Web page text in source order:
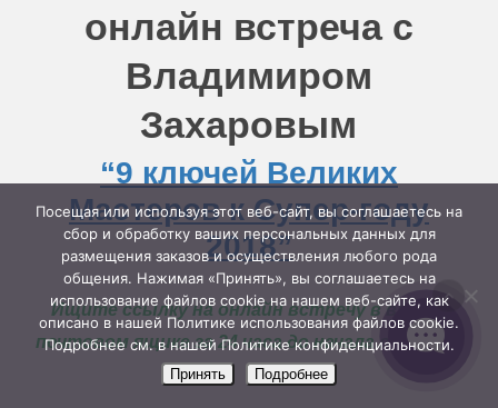
онлайн встреча с
Владимиром
Захаровым
“9 ключей Великих
Мастеров к Супер-году
2018”
Ищите ссылку на онлайн встречу в вашем
почтовом ящике за 24 часа до начала встречи.
Посещая или используя этот веб-сайт, вы соглашаетесь на
сбор и обработку ваших персональных данных для
размещения заказов и осуществления любого рода
общения. Нажимая «Принять», вы соглашаетесь на
использование файлов cookie на нашем веб-сайте, как
описано в нашей Политике использования файлов cookie.
Подробнее см. в нашей Политике конфиденциальности.
Принять Подробнее